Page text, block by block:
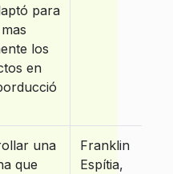
para
los
en
una
que
Franklin
Espítia,